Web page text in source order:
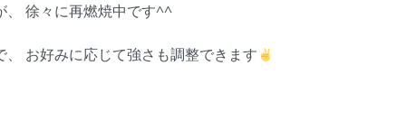
、 徐々に再燃焼中です^^
お好みに応じて強さも調整できます